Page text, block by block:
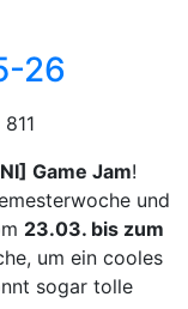
26
Game Jam!
und
23.03. bis zum
um ein cooles
sogar tolle